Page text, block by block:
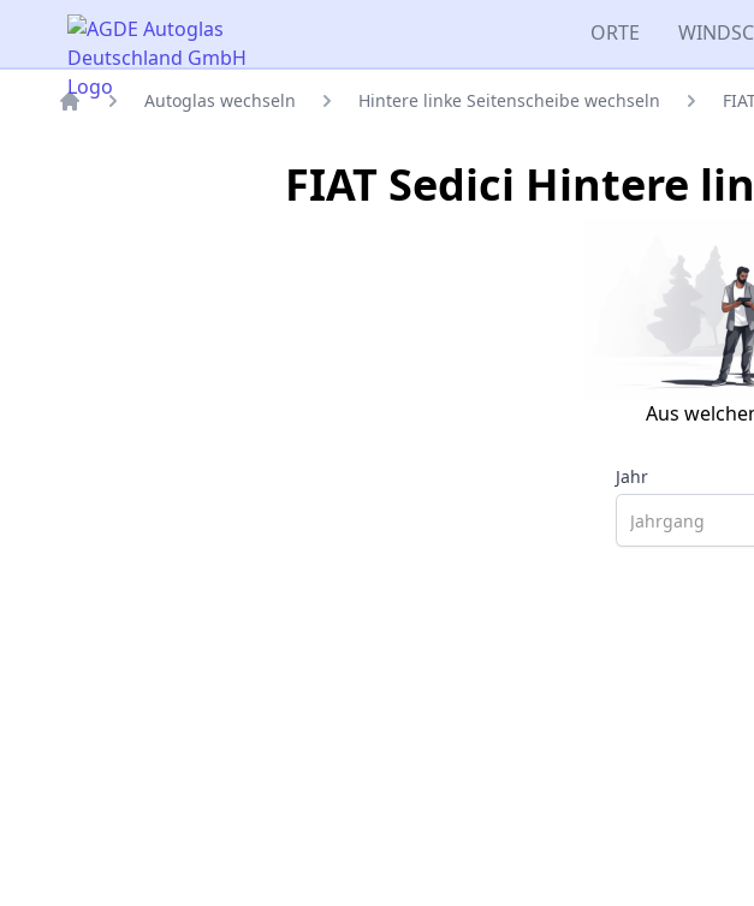
AGDE Autoglas Deutschland GmbH ORTE
Autoglas wechseln Hintere linke Seitenscheibe wechseln
FIAT Sedici Hintere
Aus
Jahr